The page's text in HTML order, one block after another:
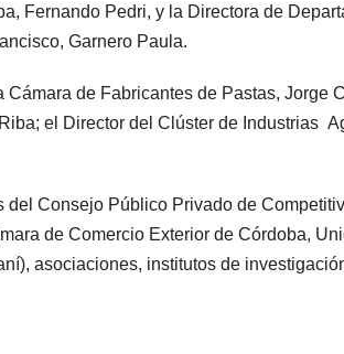
Fernando Pedri, y la Directora de
Garnero Paula.
de Fabricantes de Pastas, Jorge
el Director del Clúster de Industrias
Consejo Público Privado de
de Comercio Exterior de Córdoba,
asociaciones, institutos de